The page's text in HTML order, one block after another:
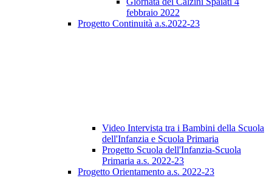
febbraio 2022
Progetto Continuità a.s.2022-23
Video Intervista tra i Bambini della Scuola
dell'Infanzia e Scuola Primaria
Progetto Scuola dell'Infanzia-Scuola
Primaria a.s. 2022-23
Progetto Orientamento a.s. 2022-23